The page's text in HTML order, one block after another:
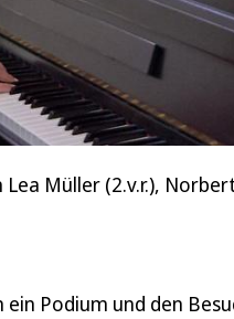
Müller (2.v.r.),
Podium und den